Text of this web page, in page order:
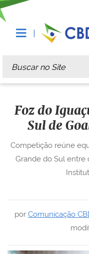
Busca
Busca Avançada…
Foz do
Sul de
por Comunicação
Competição reúne
Grande do Sul entre